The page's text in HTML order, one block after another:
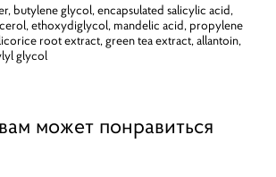
butylene glycol, encapsulated salicylic acid,
ethoxydiglycol, mandelic acid, propylene
root extract, green tea extract, allantoin,
glycol
может понравиться